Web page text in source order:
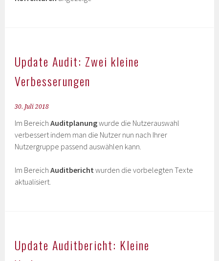
Update Audit: Zwei kleine
Verbesserungen
30. Juli 2018
Im BereichAuditplanungwurde die Nutzerauswahl
verbessert indem man die Nutzer nun nach Ihrer
Nutzergruppe passend auswählen kann.
Im BereichAuditbericht wurden die vorbelegten Texte
aktualisiert.
Update Auditbericht: Kleine